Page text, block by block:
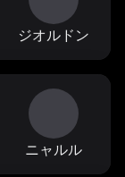
ジオルドン
ニャルル